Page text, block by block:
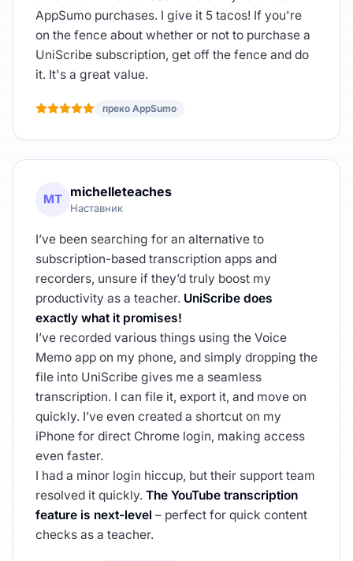
AppSumo purchases. I give it 5 tacos! If you're
on the fence about whether or not to purchase a
UniScribe subscription, get off the fence and do
it. It's a great value.
преко AppSumo
MT michelleteaches
Наставник
I’ve been searching for an alternative to
subscription-based transcription apps and
recorders, unsure if they’d truly boost my
productivity as a teacher. UniScribe does
exactly what it promises!
I’ve recorded various things using the Voice
Memo app on my phone, and simply dropping the
file into UniScribe gives me a seamless
transcription. I can file it, export it, and move on
quickly. I’ve even created a shortcut on my
iPhone for direct Chrome login, making access
even faster.
I had a minor login hiccup, but their support team
resolved it quickly. The YouTube transcription
feature is next-level – perfect for quick content
checks as a teacher.